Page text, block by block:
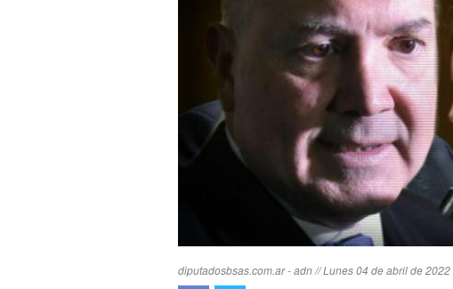
diputadosbsas.com.ar - adn // Lunes 04 de abril de 2022